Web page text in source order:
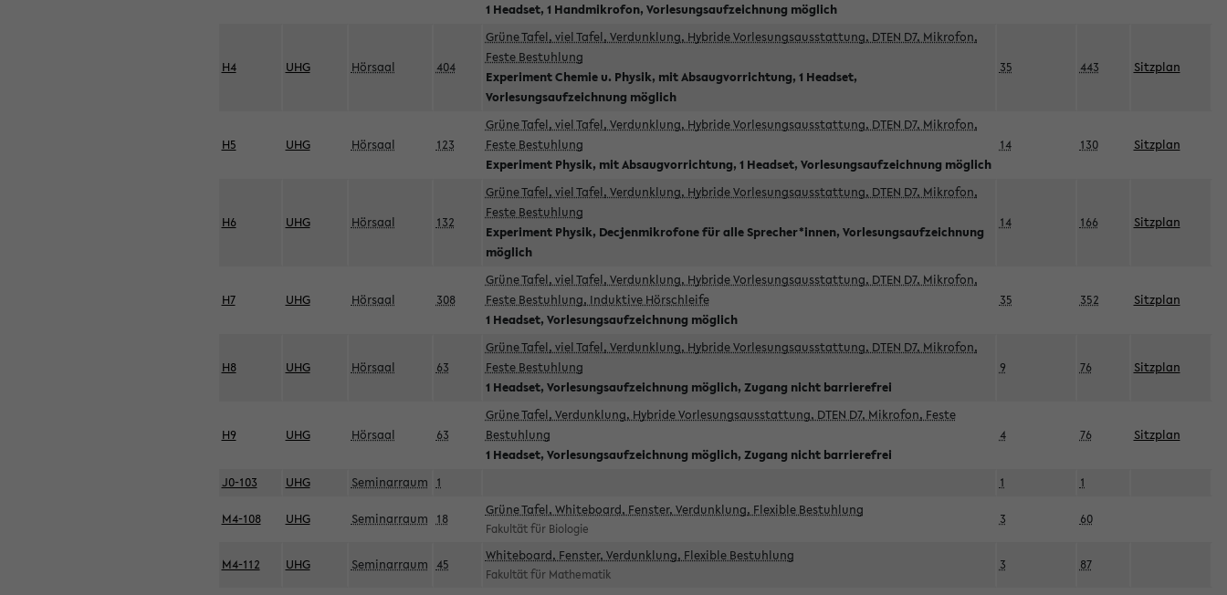
1 Headset, 1 Handmikrofon, Vorlesungsaufzeichnung möglich
H4 UHG Hörsaal 404
Grüne Tafel, viel Tafel, Verdunklung, Hybride Vorlesungsausstattung, DTEN D7, Mikrofon,
Feste Bestuhlung
Experiment Chemie u. Physik, mit Absaugvorrichtung, 1 Headset,
Vorlesungsaufzeichnung möglich
35 443 Sitzplan
H5 UHG Hörsaal 123
Grüne Tafel, viel Tafel, Verdunklung, Hybride Vorlesungsausstattung, DTEN D7, Mikrofon,
Feste Bestuhlung
Experiment Physik, mit Absaugvorrichtung, 1 Headset, Vorlesungsaufzeichnung möglich
14 130 Sitzplan
H6 UHG Hörsaal 132
Grüne Tafel, viel Tafel, Verdunklung, Hybride Vorlesungsausstattung, DTEN D7, Mikrofon,
Feste Bestuhlung
Experiment Physik, Decjenmikrofone für alle Sprecher*innen, Vorlesungsaufzeichnung
möglich
14 166 Sitzplan
H7 UHG Hörsaal 308
Grüne Tafel, viel Tafel, Verdunklung, Hybride Vorlesungsausstattung, DTEN D7, Mikrofon,
Feste Bestuhlung, Induktive Hörschleife
1 Headset, Vorlesungsaufzeichnung möglich
35 352 Sitzplan
H8 UHG Hörsaal 63
Grüne Tafel, viel Tafel, Verdunklung, Hybride Vorlesungsausstattung, DTEN D7, Mikrofon,
Feste Bestuhlung
1 Headset, Vorlesungsaufzeichnung möglich, Zugang nicht barrierefrei
9 76 Sitzplan
H9 UHG Hörsaal 63
Grüne Tafel, Verdunklung, Hybride Vorlesungsausstattung, DTEN D7, Mikrofon, Feste
Bestuhlung
1 Headset, Vorlesungsaufzeichnung möglich, Zugang nicht barrierefrei
4 76 Sitzplan
J0-103 UHG Seminarraum 1 1 1
M4-108 UHG Seminarraum 18
Grüne Tafel, Whiteboard, Fenster, Verdunklung, Flexible Bestuhlung
Fakultät für Biologie
3 60
M4-112 UHG Seminarraum 45
Whiteboard, Fenster, Verdunklung, Flexible Bestuhlung
Fakultät für Mathematik
3 87